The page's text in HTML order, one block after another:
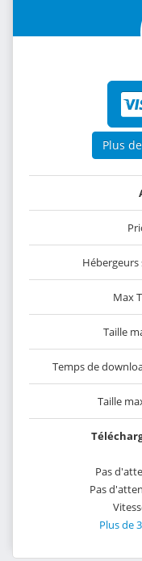
Plus
Hébergeurs
Max
Taille
Temps de
Taille
Pas
Pas
Plus de